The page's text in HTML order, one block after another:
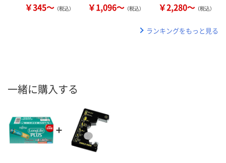
￥345～ （税込） ￥1,096～ （税込） ￥2,280～ （税込）
ランキングをもっと見る
一緒に購入する